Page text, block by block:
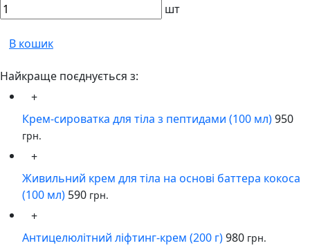
шт
В кошик
Найкраще поєднується з:
+
Крем-сироватка для тіла з пептидами (100 мл)950
грн.
+
Живильний крем для тіла на основі баттера кокоса
(100 мл) 590 грн.
+
Антицелюлітний ліфтинг-крем (200 г)980 грн.